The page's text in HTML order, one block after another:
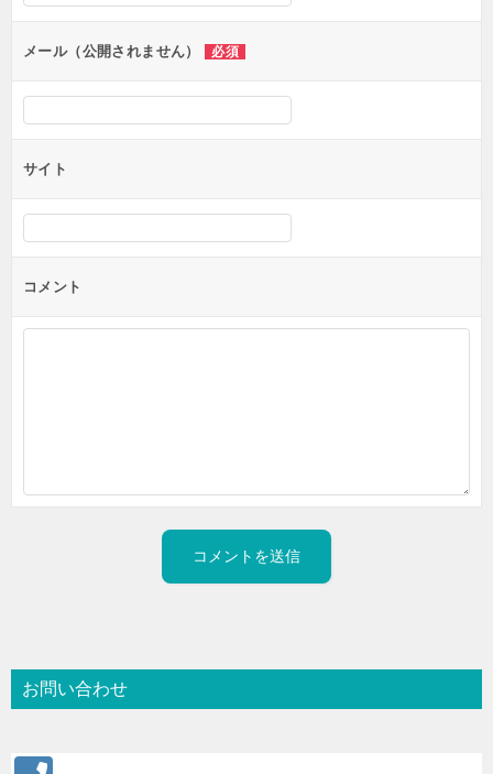
メール（公開されません） 必須
サイト
コメント
お問い合わせ